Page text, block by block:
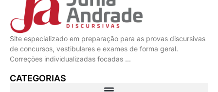
Site especializado em preparação para as provas discursivas
de concursos, vestibulares e exames de forma geral.
Correções individualizadas focadas …
CATEGORIAS